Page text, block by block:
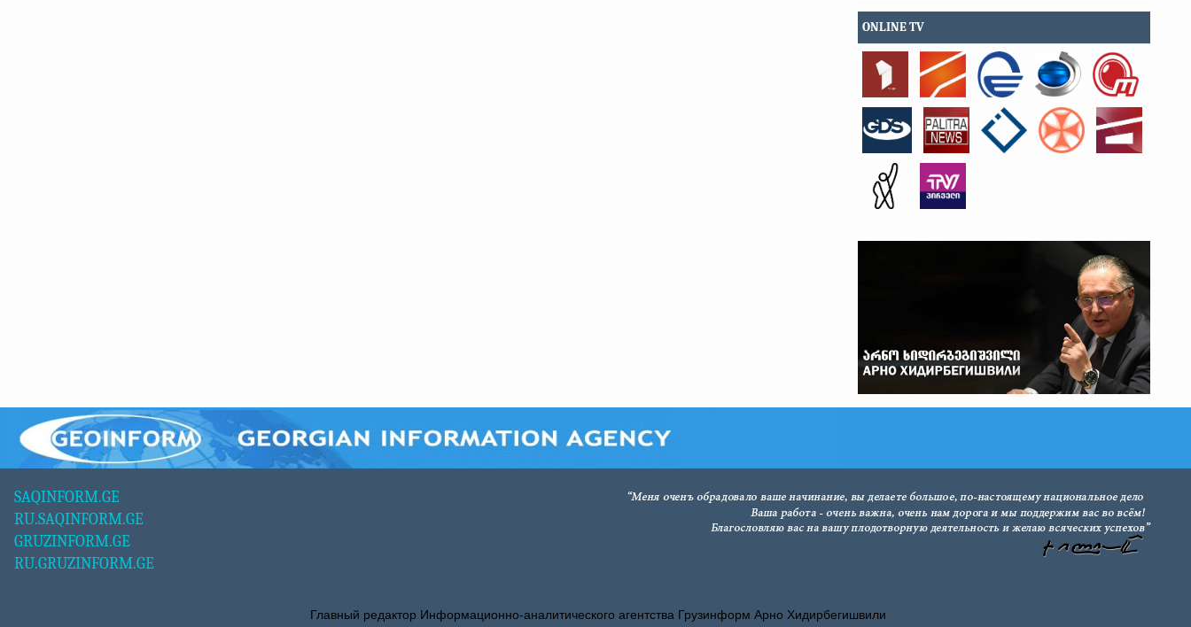
ONLINE TV
SAQINFORM.GE
RU.SAQINFORM.GE
GRUZINFORM.GE
RU.GRUZINFORM.GE
Главный редактор Информационно-аналитического агентства Грузинформ Арно Хидирбегишвили